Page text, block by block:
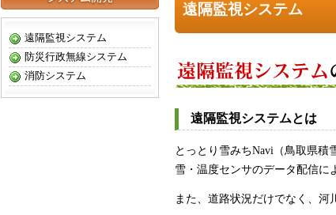
遠隔監視システム
遠隔監視システムとは
とっとり雪みちNavi（鳥取県
雪・温度センサのデータ配信に
また、道路状況だけでなく、河
遠隔監視システム
防災行政無線システム
消防システム